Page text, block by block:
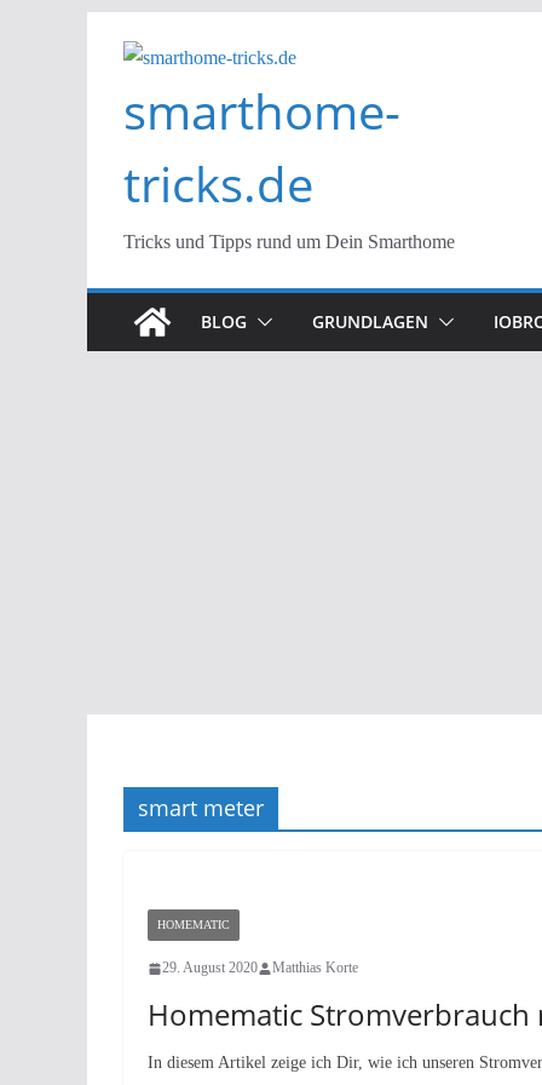
Inhalt
smarthome-
tricks.de
Tricks und Tipps rund um Dein Smarthome
BLOG GRUNDLAGEN
smart meter
HOMEMATIC
29. August 2020 Matthias Korte
Homematic Stromverbrauch
In diesem Artikel zeige ich Dir, wie ich unseren